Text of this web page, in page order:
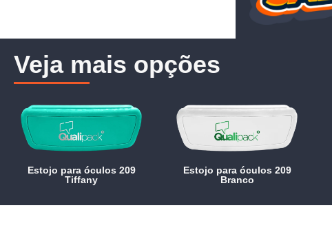
Veja mais opções
Estojo para óculos 209
Tiffany
Estojo para óculos 209
Branco